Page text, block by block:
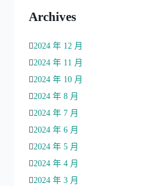
Archives
2024 年 12 月
2024 年 11 月
2024 年 10 月
2024 年 8 月
2024 年 7 月
2024 年 6 月
2024 年 5 月
2024 年 4 月
2024 年 3 月